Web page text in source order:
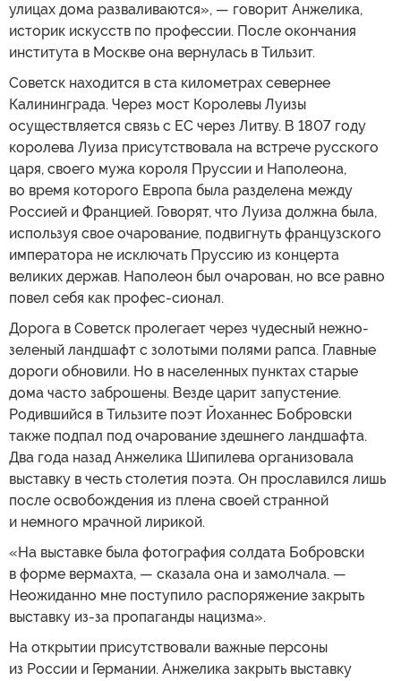
улицах дома разваливаются», — говорит Анжелика,
историк искусств по профессии. После окончания
института в Москве она вернулась в Тильзит.
Советск находится в ста километрах севернее
Калининграда. Через мост Королевы Луизы
осуществляется связь с ЕС через Литву. В 1807 году
королева Луиза присутствовала на встрече русского
царя, своего мужа короля Пруссии и Наполеона,
во время которого Европа была разделена между
Россией и Францией. Говорят, что Луиза должна была,
используя свое очарование, подвигнуть французского
императора не исключать Пруссию из концерта
великих держав. Наполеон был очарован, но все равно
повел себя как профес-сионал.
Дорога в Советск пролегает через чудесный нежно-
зеленый ландшафт с золотыми полями рапса. Главные
дороги обновили. Но в населенных пунктах старые
дома часто заброшены. Везде царит запустение.
Родившийся в Тильзите поэт Йоханнес Бобровски
также подпал под очарование здешнего ландшафта.
Два года назад Анжелика Шипилева организовала
выставку в честь столетия поэта. Он прославился лишь
после освобождения из плена своей странной
и немного мрачной лирикой.
«На выставке была фотография солдата Бобровски
в форме вермахта, — сказала она и замолчала. —
Неожиданно мне поступило распоряжение закрыть
выставку из-за пропаганды нацизма».
На открытии присутствовали важные персоны
из России и Германии. Анжелика закрыть выставку